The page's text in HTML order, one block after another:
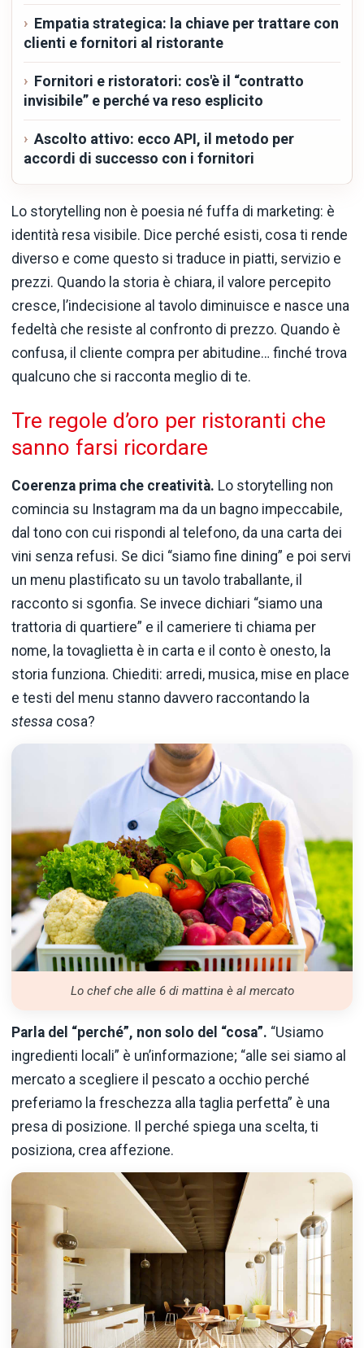
Empatia strategica: la chiave per trattare con
clienti e fornitori al ristorante
Fornitori e ristoratori: cos'è il “contratto
invisibile” e perché va reso esplicito
Ascolto attivo: ecco API, il metodo per
accordi di successo con i fornitori
Lo storytelling non è poesia né fuffa di marketing: è
identità resa visibile. Dice perché esisti, cosa ti rende
diverso e come questo si traduce in piatti, servizio e
prezzi. Quando la storia è chiara, il valore percepito
cresce, l’indecisione al tavolo diminuisce e nasce una
fedeltà che resiste al confronto di prezzo. Quando è
confusa, il cliente compra per abitudine… finché trova
qualcuno che si racconta meglio di te.
Tre regole d’oro per ristoranti che
sanno farsi ricordare
Coerenza prima che creatività. Lo storytelling non
comincia su Instagram ma da un bagno impeccabile,
dal tono con cui rispondi al telefono, da una carta dei
vini senza refusi. Se dici “siamo fine dining” e poi servi
un menu plastificato su un tavolo traballante, il
racconto si sgonfia. Se invece dichiari “siamo una
trattoria di quartiere” e il cameriere ti chiama per
nome, la tovaglietta è in carta e il conto è onesto, la
storia funziona. Chiediti: arredi, musica, mise en place
e testi del menu stanno davvero raccontando la
stessa cosa?
Lo chef che alle 6 di mattina è al mercato
Parla del “perché”, non solo del “cosa”. “Usiamo
ingredienti locali” è un’informazione; “alle sei siamo al
mercato a scegliere il pescato a occhio perché
preferiamo la freschezza alla taglia perfetta” è una
presa di posizione. Il perché spiega una scelta, ti
posiziona, crea affezione.